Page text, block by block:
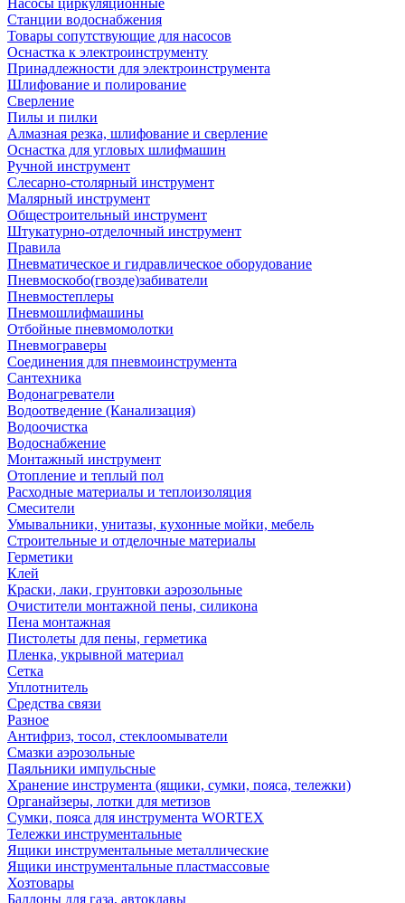
Насосы циркуляционные
Станции водоснабжения
Товары сопутствующие для насосов
Оснастка к электроинструменту
Принадлежности для электроинструмента
Шлифование и полирование
Сверление
Пилы и пилки
Алмазная резка, шлифование и сверление
Оснастка для угловых шлифмашин
Ручной инструмент
Слесарно-столярный инструмент
Малярный инструмент
Общестроительный инструмент
Штукатурно-отделочный инструмент
Правила
Пневматическое и гидравлическое оборудование
Пневмоскобо(гвозде)забиватели
Пневмостеплеры
Пневмошлифмашины
Отбойные пневмомолотки
Пневмограверы
Соединения для пневмоинструмента
Сантехника
Водонагреватели
Водоотведение (Канализация)
Водоочистка
Водоснабжение
Монтажный инструмент
Отопление и теплый пол
Расходные материалы и теплоизоляция
Смесители
Умывальники, унитазы, кухонные мойки, мебель
Строительные и отделочные материалы
Герметики
Клей
Краски, лаки, грунтовки аэрозольные
Очистители монтажной пены, силикона
Пена монтажная
Пистолеты для пены, герметика
Пленка, укрывной материал
Сетка
Уплотнитель
Средства связи
Разное
Антифриз, тосол, стеклоомыватели
Смазки аэрозольные
Паяльники импульсные
Хранение инструмента (ящики, сумки, пояса, тележки)
Органайзеры, лотки для метизов
Сумки, пояса для инструмента WORTEX
Тележки инструментальные
Ящики инструментальные металлические
Ящики инструментальные пластмассовые
Хозтовары
Баллоны для газа, автоклавы